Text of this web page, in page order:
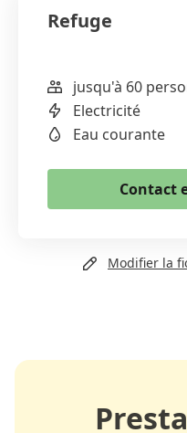
Refuge
WhatsApp
Email
jusqu'à 60
Electricité
Eau courante
Contact
Email
Modifier la